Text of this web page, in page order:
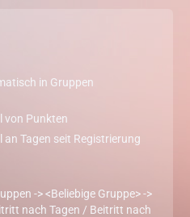
in Gruppen
von Punkten
Tagen seit Registrierung
-> <Beliebige Gruppe> ->
nach Tagen / Beitritt nach